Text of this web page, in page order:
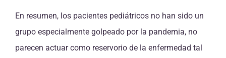
En resumen, los pacientes pediátricos no han sido un
grupo especialmente golpeado por la pandemia, no
parecen actuar como reservorio de la enfermedad tal